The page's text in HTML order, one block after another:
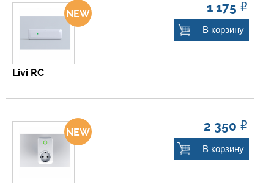
Livi RC
1 175 Р
В корзину
2 350 Р
В корзину